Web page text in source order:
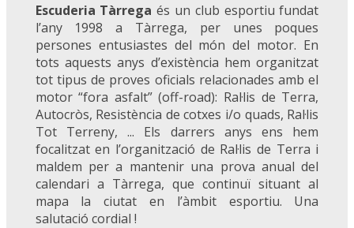
Escuderia Tàrrega és un club esportiu fundat
l’any 1998 a Tàrrega, per unes poques
persones entusiastes del món del motor. En
tots aquests anys d’existència hem organitzat
tot tipus de proves oficials relacionades amb el
motor “fora asfalt” (off-road): Ral·lis de Terra,
Autocròs, Resistència de cotxes i/o quads, Ral·lis
Tot Terreny, ... Els darrers anys ens hem
focalitzat en l’organització de Ral·lis de Terra i
maldem per a mantenir una prova anual del
calendari a Tàrrega, que continuï situant al
mapa la ciutat en l’àmbit esportiu. Una
salutació cordial !